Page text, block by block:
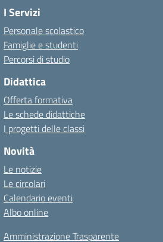
I Servizi
Personale scolastico
Famiglie e studenti
Percorsi di studio
Didattica
Offerta formativa
Le schede didattiche
I progetti delle classi
Novità
Le notizie
Le circolari
Calendario eventi
Albo online
Amministrazione Trasparente